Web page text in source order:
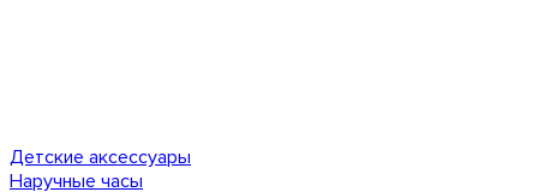
Детские аксессуары
Наручные часы